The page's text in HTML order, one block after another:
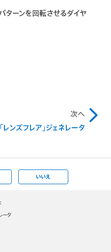
ターンを回転させるダイヤ
次へ
「レンズフレア」ジェネレータ
いいえ
ータ